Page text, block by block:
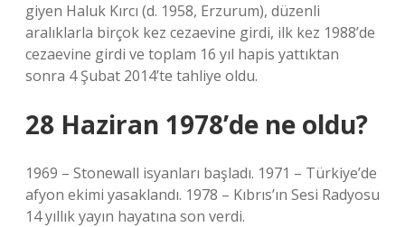
giyen Haluk Kırcı (d. 1958, Erzurum), düzenli
aralıklarla birçok kez cezaevine girdi, ilk kez 1988’de
cezaevine girdi ve toplam 16 yıl hapis yattıktan
sonra 4 Şubat 2014’te tahliye oldu.
28 Haziran 1978’de ne oldu?
1969 – Stonewall isyanları başladı. 1971 – Türkiye’de
afyon ekimi yasaklandı. 1978 – Kıbrıs’ın Sesi Radyosu
14 yıllık yayın hayatına son verdi.